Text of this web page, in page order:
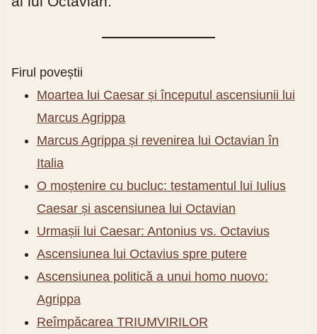
Firul poveștii
Moartea lui Caesar și începutul ascensiunii lui
Marcus Agrippa
Marcus Agrippa și revenirea lui Octavian în
Italia
O moștenire cu bucluc: testamentul lui Iulius
Caesar și ascensiunea lui Octavian
Urmașii lui Caesar: Antonius vs. Octavius
Ascensiunea lui Octavius spre putere
Ascensiunea politică a unui homo nuovo:
Agrippa
Reîmpăcarea TRIUMVIRILOR